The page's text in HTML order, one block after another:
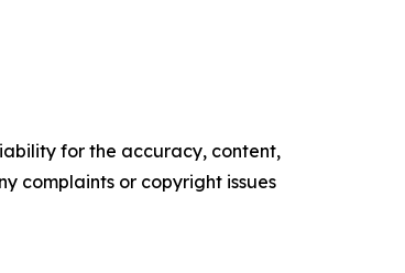
for the accuracy, content,
complaints or copyright issues